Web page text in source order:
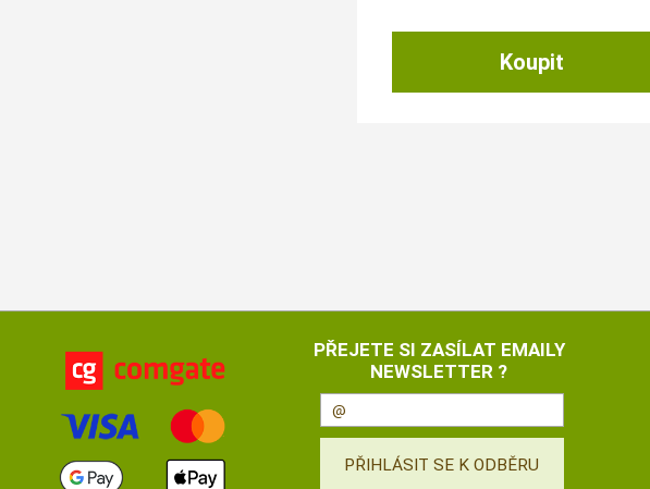
PŘEJETE SI ZASÍLAT EMAILY
NEWSLETTER ?